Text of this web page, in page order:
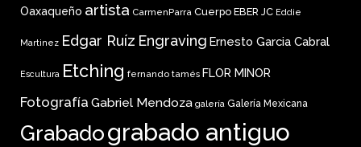
Oaxaqueño artista CarmenParra Cuerpo EBER JC Eddie
Martinez Edgar Ruíz Engraving Ernesto Garcia Cabral
Escultura Etching fernando tamés FLOR MINOR
Fotografía Gabriel Mendoza galería Galería Mexicana
Grabadograbado antiguo